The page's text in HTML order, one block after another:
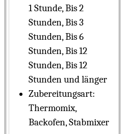
1 Stunde, Bis 2
Stunden, Bis 3
Stunden, Bis 6
Stunden, Bis 12
Stunden, Bis 12
Stunden und länger
Zubereitungsart:
Thermomix,
Backofen, Stabmixer